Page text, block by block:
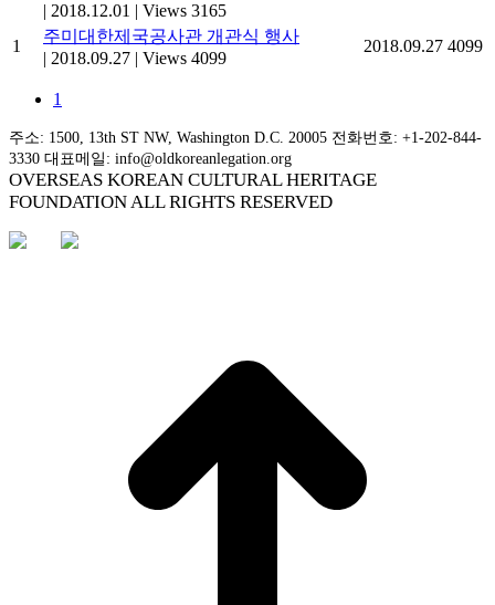
| 2018.12.01 | Views 3165
1
주미대한제국공사관 개관식 행사
| 2018.09.27 | Views 4099
2018.09.27 4099
1
주소: 1500, 13th ST NW, Washington D.C. 20005 전화번호: +1-202-844-
3330 대표메일: info@oldkoreanlegation.org
OVERSEAS KOREAN CULTURAL HERITAGE
FOUNDATION ALL RIGHTS RESERVED